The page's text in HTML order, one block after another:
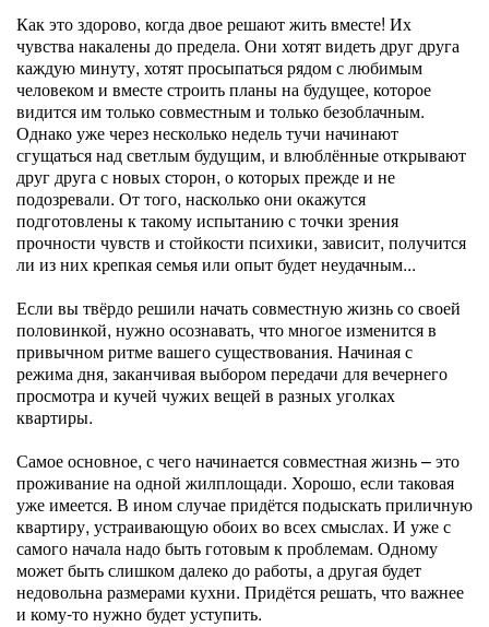
Как это здорово, когда двое решают жить вместе! Их
чувства накалены до предела. Они хотят видеть друг друга
каждую минуту, хотят просыпаться рядом с любимым
человеком и вместе строить планы на будущее, которое
видится им только совместным и только безоблачным.
Однако уже через несколько недель тучи начинают
сгущаться над светлым будущим, и влюблённые открывают
друг друга с новых сторон, о которых прежде и не
подозревали. От того, насколько они окажутся
подготовлены к такому испытанию с точки зрения
прочности чувств и стойкости психики, зависит, получится
ли из них крепкая семья или опыт будет неудачным...
Если вы твёрдо решили начать совместную жизнь со своей
половинкой, нужно осознавать, что многое изменится в
привычном ритме вашего существования. Начиная с
режима дня, заканчивая выбором передачи для вечернего
просмотра и кучей чужих вещей в разных уголках
квартиры.
Самое основное, с чего начинается совместная жизнь – это
проживание на одной жилплощади. Хорошо, если таковая
уже имеется. В ином случае придётся подыскать приличную
квартиру, устраивающую обоих во всех смыслах. И уже с
самого начала надо быть готовым к проблемам. Одному
может быть слишком далеко до работы, а другая будет
недовольна размерами кухни. Придётся решать, что важнее
и кому-то нужно будет уступить.